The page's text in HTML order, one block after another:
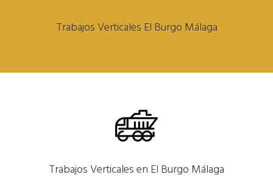
Trabajos Verticales El Burgo Málaga
Trabajos Verticales en El Burgo Málaga